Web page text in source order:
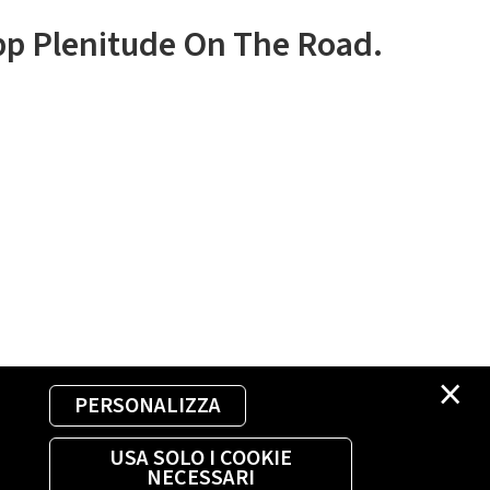
×
PERSONALIZZA
USA SOLO I COOKIE
NECESSARI
Plenitude On The Road.